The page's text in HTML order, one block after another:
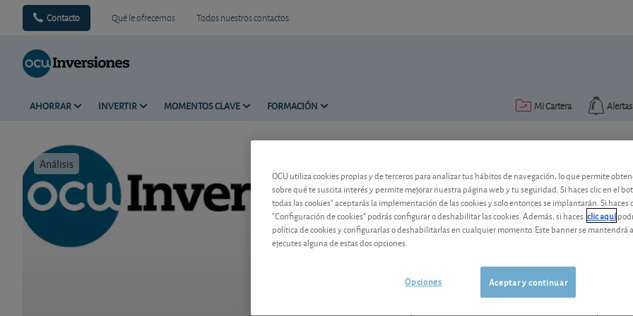
Contacto Qué le ofrecemos Todos nuestros contactos
AHORRAR INVERTIR MOMENTOS CLAVE FORMACIÓN Alertas
Mi Cartera
Análisis
Verizon: 1,4 millones de
El operador de móviles
acciones, obtiene un magnífico
06/08/2026 Nueva York
OCU utiliza cookies propias y de terceros para analizar tus hábitos de navegación, lo que permite
sobre qué te suscita interés y permite mejorar nuestra página web y tu seguridad. Si haces clic en el
todas las cookies" aceptarás la implementación de las cookies y solo entonces se implantarán. Si haces
"Configuración de cookies" podrás configurar o deshabilitar las cookies. Además, si haces clic aquí
política de cookies y configurarlas o deshabilitarlas en cualquier momento. Este banner se mantendrá
ejecutes alguna de estas dos opciones.
Aceptar y continuar
Opciones